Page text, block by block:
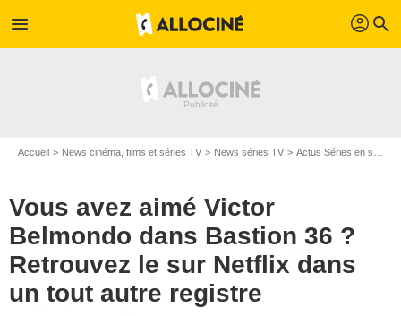
menu profil search
Accueil News cinéma, films et séries TV News séries TV Actus Séries en streaming
Vous avez aimé Victor
Belmondo dans Bastion 36 ?
Retrouvez le sur Netflix dans
un tout autre registre